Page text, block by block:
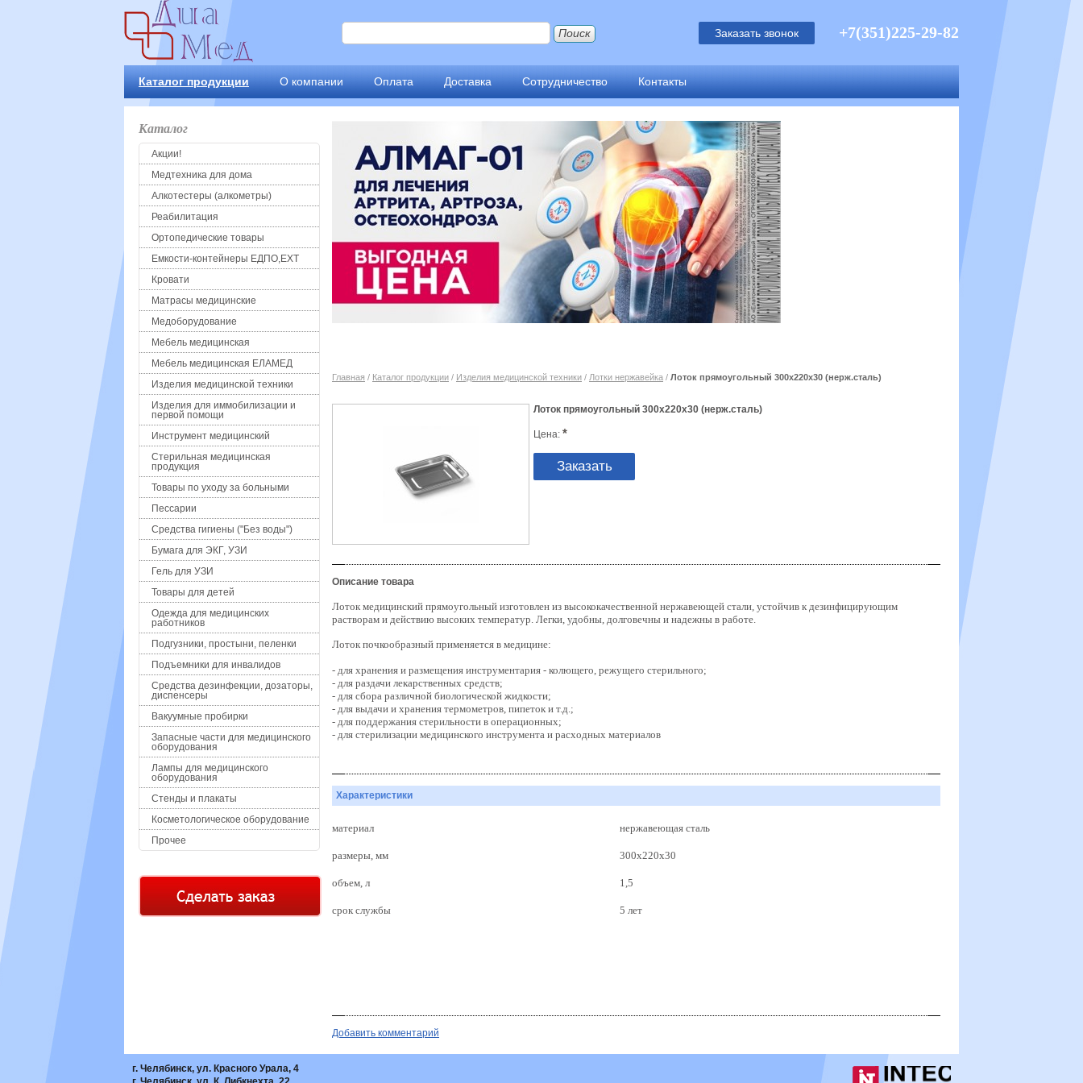
+7(351)225-29-82
Заказать звонок
Каталог продукции О компании Оплата Доставка Сотрудничество Контакты
Каталог
Акции!
Медтехника для дома
Алкотестеры (алкометры)
Реабилитация
Ортопедические товары
Емкости-контейнеры ЕДПО,ЕХТ
Кровати
Матрасы медицинские
Медоборудование
Мебель медицинская
Мебель медицинская ЕЛАМЕД
Изделия медицинской техники
Изделия для иммобилизации и
первой помощи
Инструмент медицинский
Стерильная медицинская
продукция
Товары по уходу за больными
Пессарии
Средства гигиены ("Без воды")
Бумага для ЭКГ, УЗИ
Гель для УЗИ
Товары для детей
Одежда для медицинских
работников
Подгузники, простыни, пеленки
Подъемники для инвалидов
Средства дезинфекции, дозаторы,
диспенсеры
Вакуумные пробирки
Запасные части для медицинского
оборудования
Лампы для медицинского
оборудования
Стенды и плакаты
Косметологическое оборудование
Прочее
Главная / Каталог продукции / Изделия медицинской техники / Лотки нержавейка / Лоток прямоугольный 300х220х30 (нерж.сталь)
Лоток прямоугольный 300х220х30 (нерж.сталь)
Цена: *
Заказать
Описание товара
Лоток медицинский прямоугольный изготовлен из высококачественной нержавеющей стали, устойчив к дезинфицирующим
растворам и действию высоких температур. Легки, удобны, долговечны и надежны в работе.
Лоток почкообразный применяется в медицине:
- для хранения и размещения инструментария - колющего, режущего стерильного;
- для раздачи лекарственных средств;
- для сбора различной биологической жидкости;
- для выдачи и хранения термометров, пипеток и т.д.;
- для поддержания стерильности в операционных;
- для стерилизации медицинского инструмента и расходных материалов
Характеристики
материал нержавеющая сталь
размеры, мм 300х220х30
объем, л 1,5
срок службы 5 лет
Добавить комментарий
г. Челябинск, ул. Красного Урала, 4